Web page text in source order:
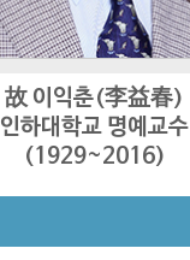
故 이익춘(李益春)
인하대학교 명예교수
(1929~2016)